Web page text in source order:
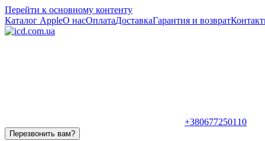
Перейти к основному контенту
Каталог AppleО насОплатаДоставкаГарантия и возврат
+380677250110
Перезвонить вам?